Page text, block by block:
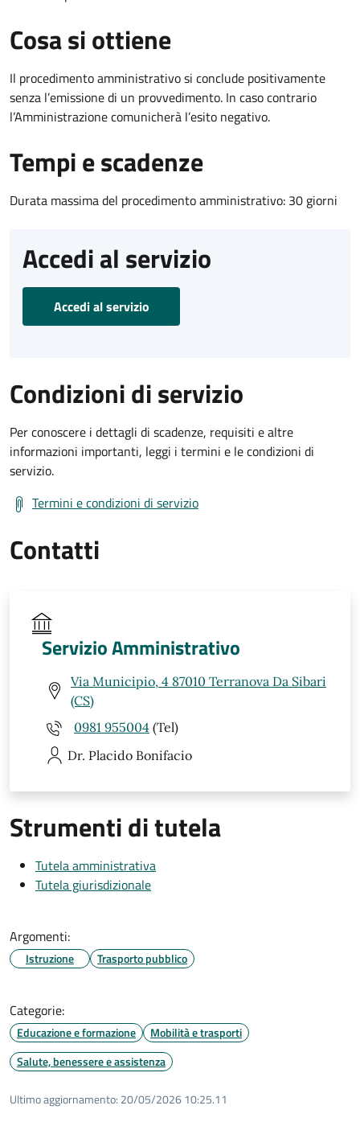
Cosa si ottiene
Il procedimento amministrativo si conclude positivamente
senza l’emissione di un provvedimento. In caso contrario
l’Amministrazione comunicherà l’esito negativo.
Tempi e scadenze
Durata massima del procedimento amministrativo: 30 giorni
Accedi al servizio
Accedi al servizio
Condizioni di servizio
Per conoscere i dettagli di scadenze, requisiti e altre
informazioni importanti, leggi i termini e le condizioni di
servizio.
Termini e condizioni di servizio
Contatti
Servizio Amministrativo
Via Municipio, 4 87010 Terranova Da Sibari
(CS)
0981 955004 (Tel)
Dr. Placido Bonifacio
Strumenti di tutela
Tutela amministrativa
Tutela giurisdizionale
Argomenti:
Istruzione Trasporto pubblico
Categorie:
Educazione e formazione
Mobilità e trasporti
Salute, benessere e assistenza
Ultimo aggiornamento: 20/05/2026 10:25.11